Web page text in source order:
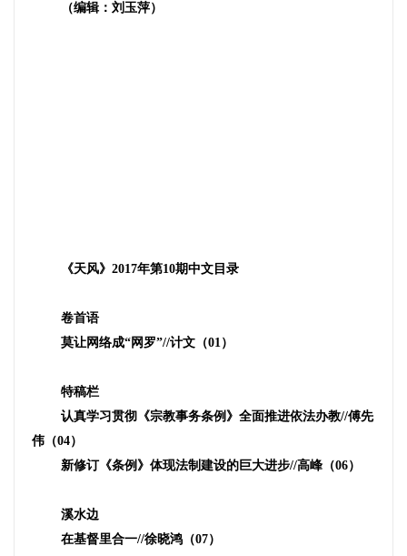
（编辑：刘玉萍）
《天风》 2017年第10期中文目录
卷首语
莫让网络成“网罗”//计文（01）
特稿栏
认真学习贯彻《宗教事务条例》全面推进依法办教//傅先
伟（04）
新修订《条例》体现法制建设的巨大进步//高峰（06）
溪水边
在基督里合一//徐晓鸿（07）